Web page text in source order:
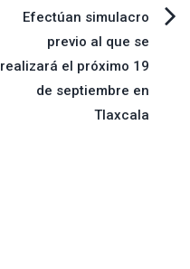
Efectúan simulacro
previo al que se
realizará el próximo 19
de septiembre en
Tlaxcala